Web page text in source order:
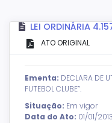
LEI ORDINÁRIA
ATO ORIGINAL
Ementa: DECLARA DE
FUTEBOL CLUBE”.
Situação: Em vigor
Data do Ato: 01/01/2013